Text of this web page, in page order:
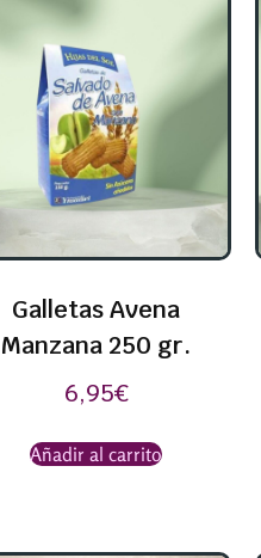
Galletas Avena
Manzana 250 gr.
6,95€
Añadir al carrito